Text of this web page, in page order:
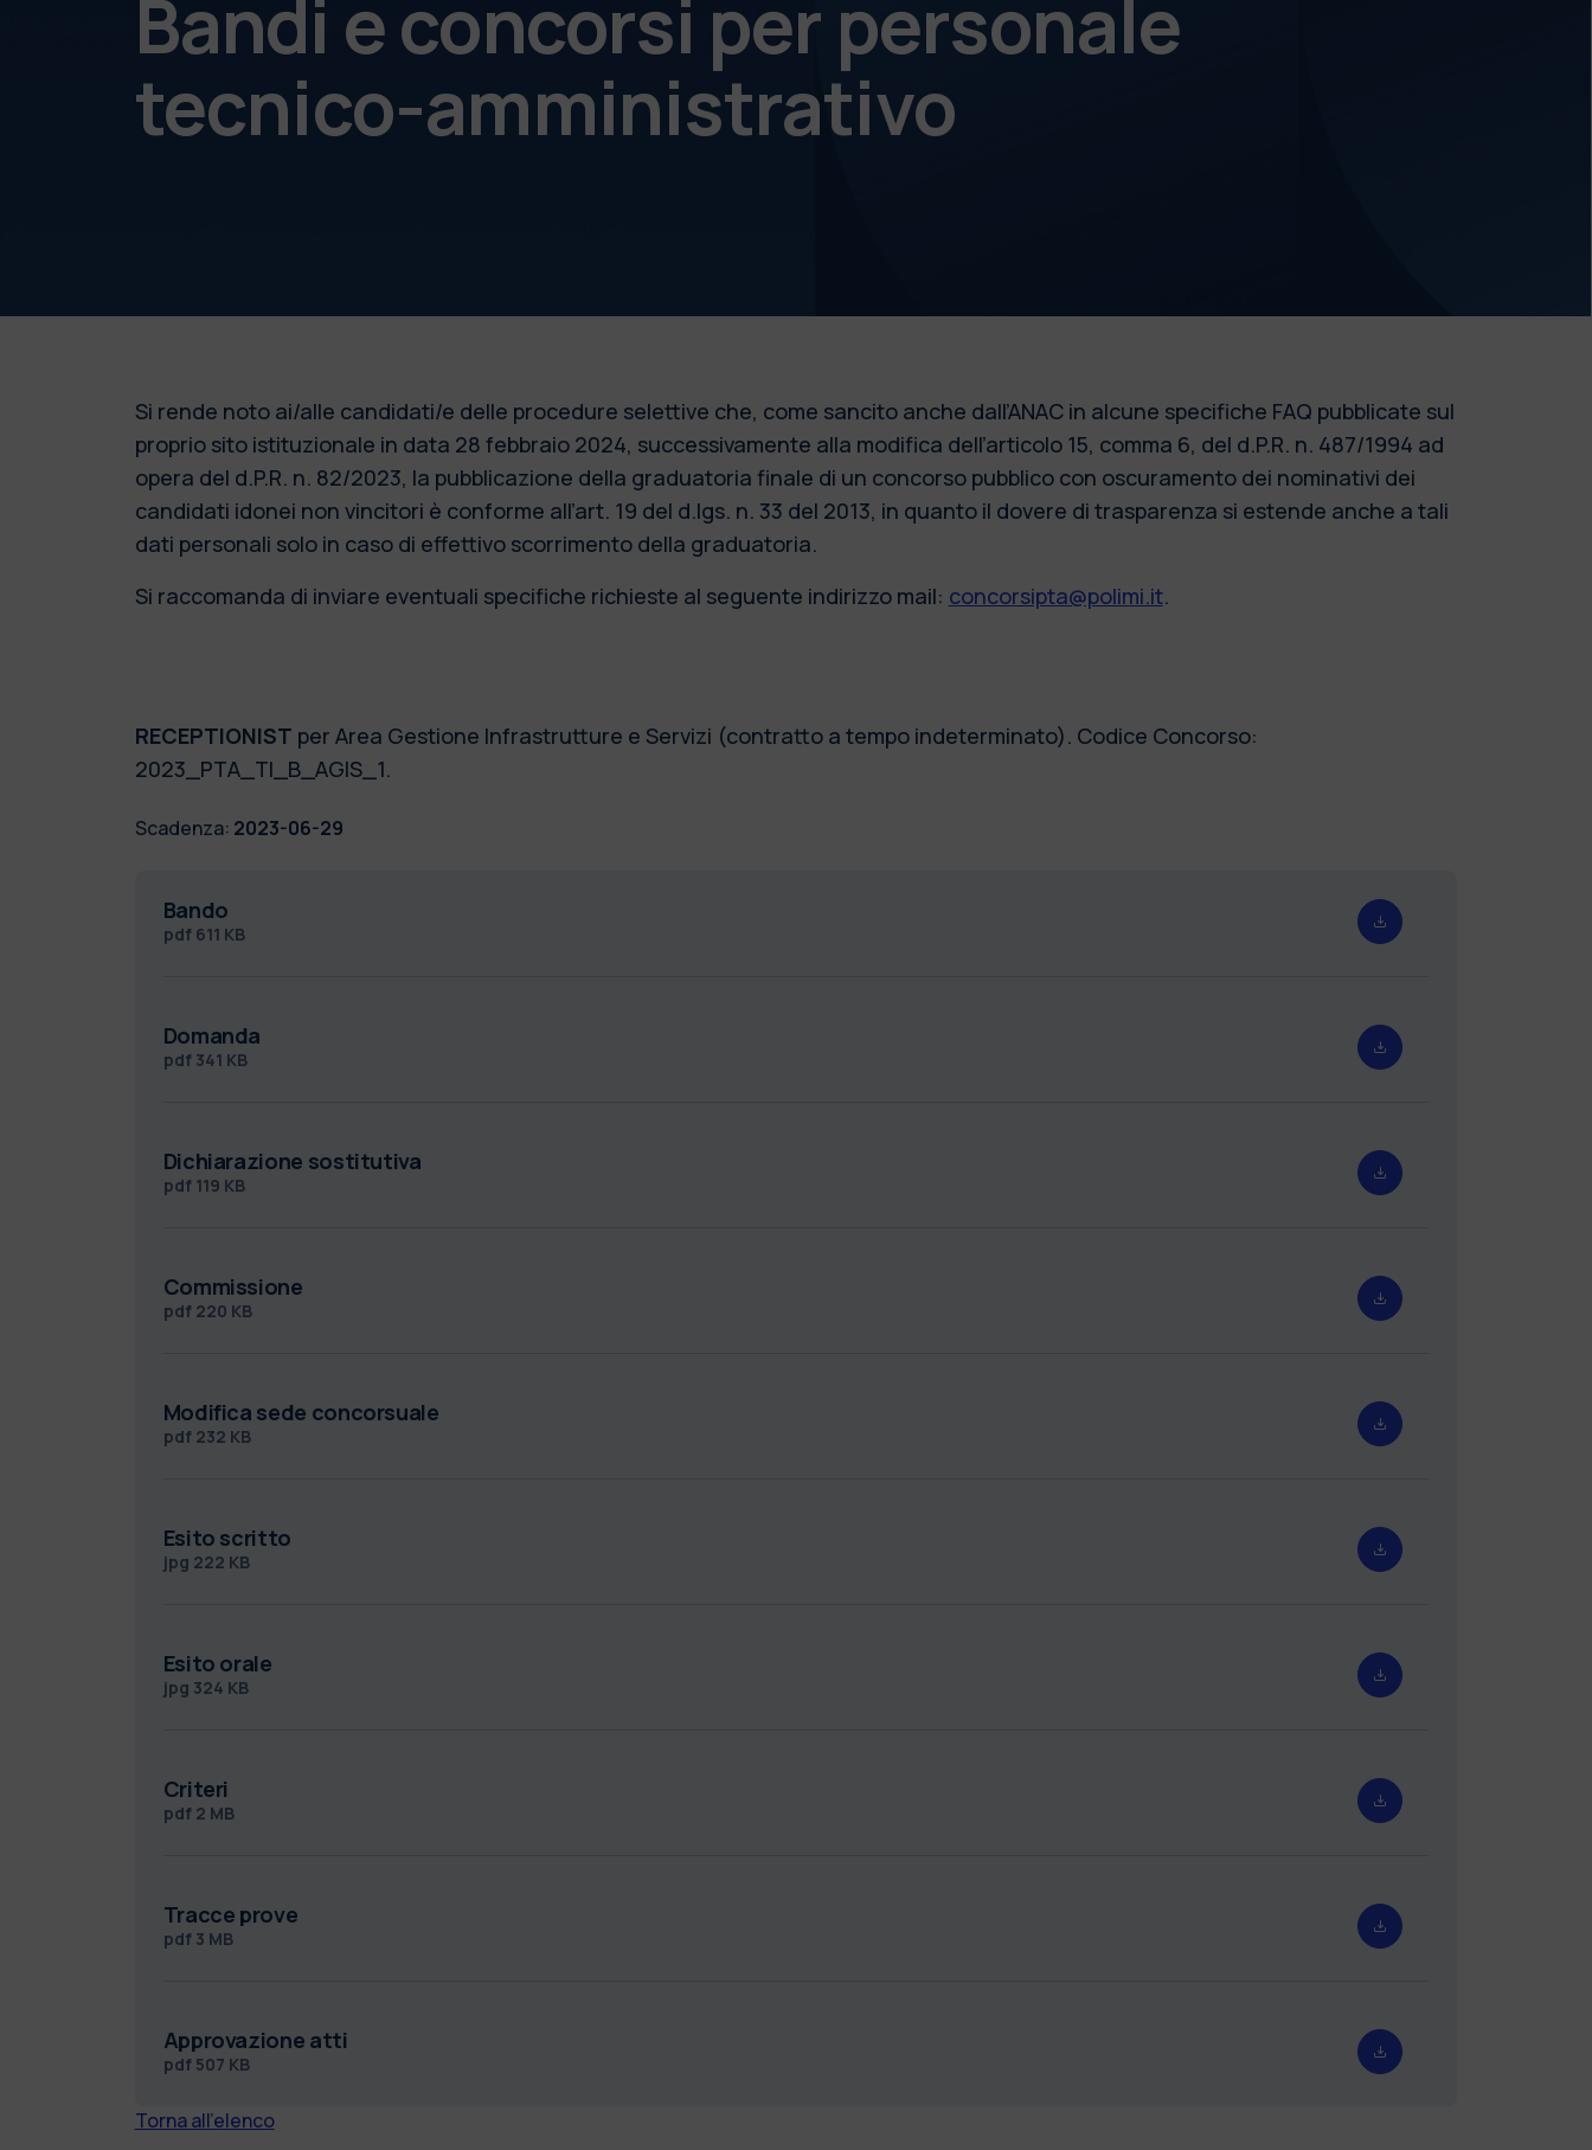
Bandi e concorsi per personale
tecnico-amministrativo
Si rende noto ai/alle candidati/e delle procedure selettive che, come sancito anche dall’ANAC in alcune specifiche FAQ pubblicate sul
proprio sito istituzionale in data 28 febbraio 2024, successivamente alla modifica dell’articolo 15, comma 6, del d.P.R. n. 487/1994 ad
opera del d.P.R. n. 82/2023, la pubblicazione della graduatoria finale di un concorso pubblico con oscuramento dei nominativi dei
candidati idonei non vincitori è conforme all’art. 19 del d.lgs. n. 33 del 2013, in quanto il dovere di trasparenza si estende anche a tali
dati personali solo in caso di effettivo scorrimento della graduatoria.
Si raccomanda di inviare eventuali specifiche richieste al seguente indirizzo mail: concorsipta@polimi.it.
RECEPTIONIST per Area Gestione Infrastrutture e Servizi (contratto a tempo indeterminato). Codice Concorso:
2023_PTA_TI_B_AGIS_1.
Scadenza: 2023-06-29
Bando
pdf 611 KB
Domanda
pdf 341 KB
Dichiarazione sostitutiva
pdf 119 KB
Commissione
pdf 220 KB
Modifica sede concorsuale
pdf 232 KB
Esito scritto
jpg 222 KB
Esito orale
jpg 324 KB
Criteri
pdf 2 MB
Tracce prove
pdf 3 MB
Approvazione atti
pdf 507 KB
Torna all'elenco